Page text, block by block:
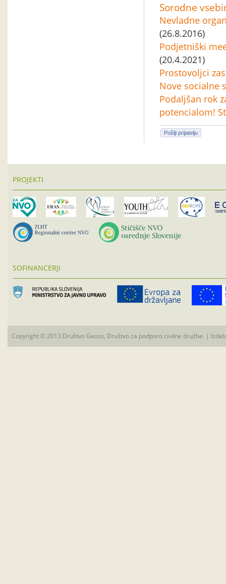
Sorodne
Nevladne
(26.8.2016)
Podjetniški
(20.4.2021)
Prostovoljci
Nove socialne
Podaljšan rok
potencialom!
Pošlji prijatelju
PROJEKTI
SOFINANCERJI
Copyright © 2013 Društvo Geoss, Društvo za podporo civilne družbe. |